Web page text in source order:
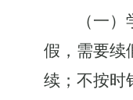
（一
假，需要续
续；不按时